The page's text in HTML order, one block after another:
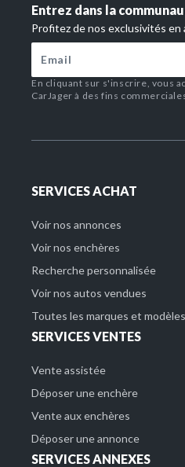
Entrez dans la
Profitez de nos exclusivités en
En cliquant sur s'inscrire, vous
CarJager à des fins
SERVICES ACHAT
Voir nos annonces
Voir nos enchères
Recherche personnalisée
Voir nos autos vendues
Toutes les marques et modèles
SERVICES VENTES
Vente assistée
Déposer une enchère
Vente aux enchères
Déposer une annonce
SERVICES ANNEXES